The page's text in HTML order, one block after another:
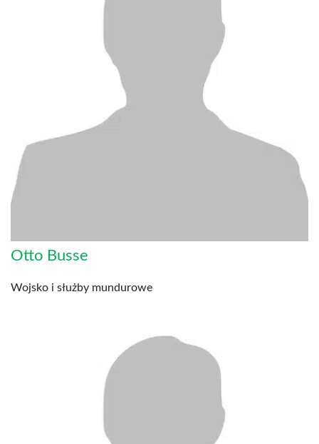
Otto Busse
Wojsko i służby mundurowe